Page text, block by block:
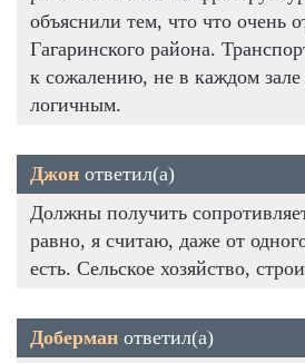
объяснили тем, что что очень
Гагаринского района.
к сожалению, не в каждом зале
логичным.
Джон ответил(а)
Должны получить
равно, я считаю, даже от
есть. Сельское хозяйство,
Доберман ответил(а)